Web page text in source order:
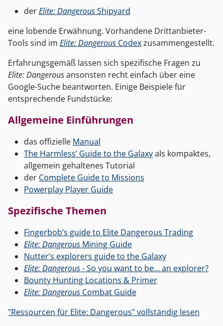
derElite: DangerousShipyard
eine lobende Erwähnung. Vorhandene Drittanbieter-
Tools sind im Elite: Dangerous Codexzusammengestellt.
Erfahrungsgemäß lassen sich spezifische Fragen zu
Elite: Dangerousansonsten recht einfach über eine
Google-Suche beantworten. Einige Beispiele für
entsprechende Fundstücke:
Allgemeine Einführungen
das offizielle Manual
The Harmless’ Guide to the Galaxyals kompaktes,
allgemein gehaltenes Tutorial
der Complete Guide to Missions
Powerplay Player Guide
Spezifische Themen
Fingerbob’s guide to Elite Dangerous Trading
Elite: Dangerous Mining Guide
Nutter’s explorers guide to the Galaxy
Elite: Dangerous- So you want to be… an explorer?
Bounty Hunting Locations & Primer
Elite: Dangerous Combat Guide
"Ressourcen für Elite: Dangerous" vollständig lesen